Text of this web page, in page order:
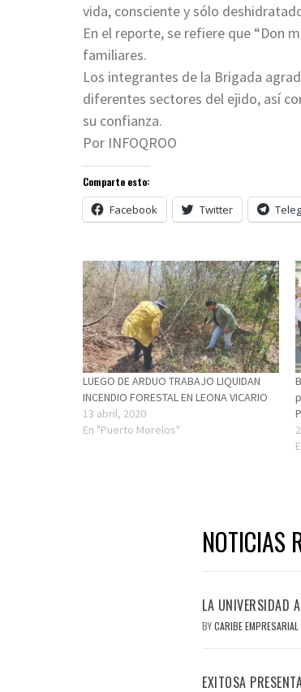
vida, consciente y sólo
En el reporte, se refiere que “Don
familiares.
Los integrantes de la Brigada
diferentes sectores del ejido, así
su confianza.
Por INFOQROO
Comparte esto:
Facebook Twitter
LUEGO DE ARDUO TRABAJO LIQUIDAN
INCENDIO FORESTAL EN LEONA VICARIO
13 abril, 2020
En "Puerto Morelos"
NOTICIAS
LA UNIVERSIDAD
BYCARIBE EMPRESARIAL
EXITOSA